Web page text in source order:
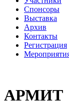
Спонсоры
Выставка
Архив
Контакты
Регистрация
АРМИТ